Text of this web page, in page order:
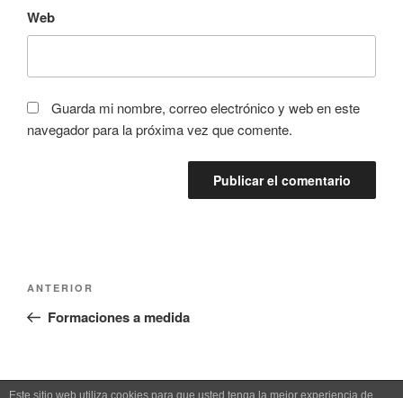
Web
Guarda mi nombre, correo electrónico y web en este
navegador para la próxima vez que comente.
entradas
Entrada
anterior:
ANTERIOR
Formaciones a medida
Este sitio web utiliza cookies para que usted tenga la mejor experiencia de